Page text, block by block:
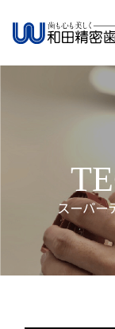
スーパー